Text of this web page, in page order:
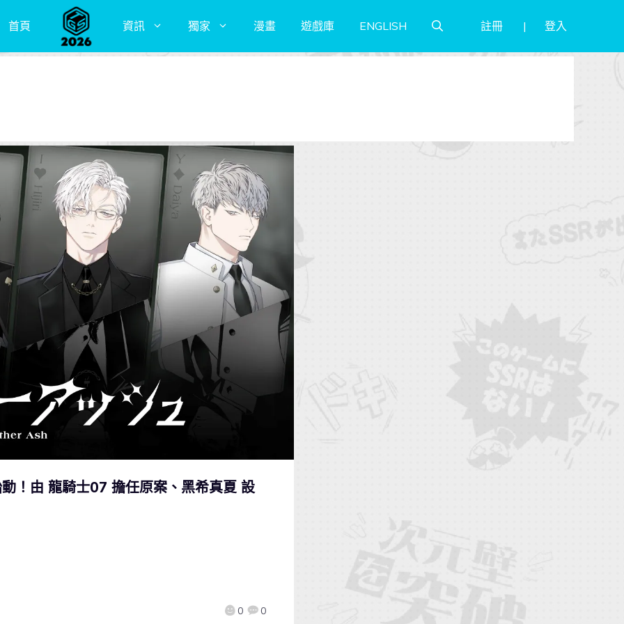
首頁 資訊 獨家 漫畫 遊戲庫 ENGLISH 註冊 登入
！由 龍騎士07 擔任原案、黑希真夏 設
0 0